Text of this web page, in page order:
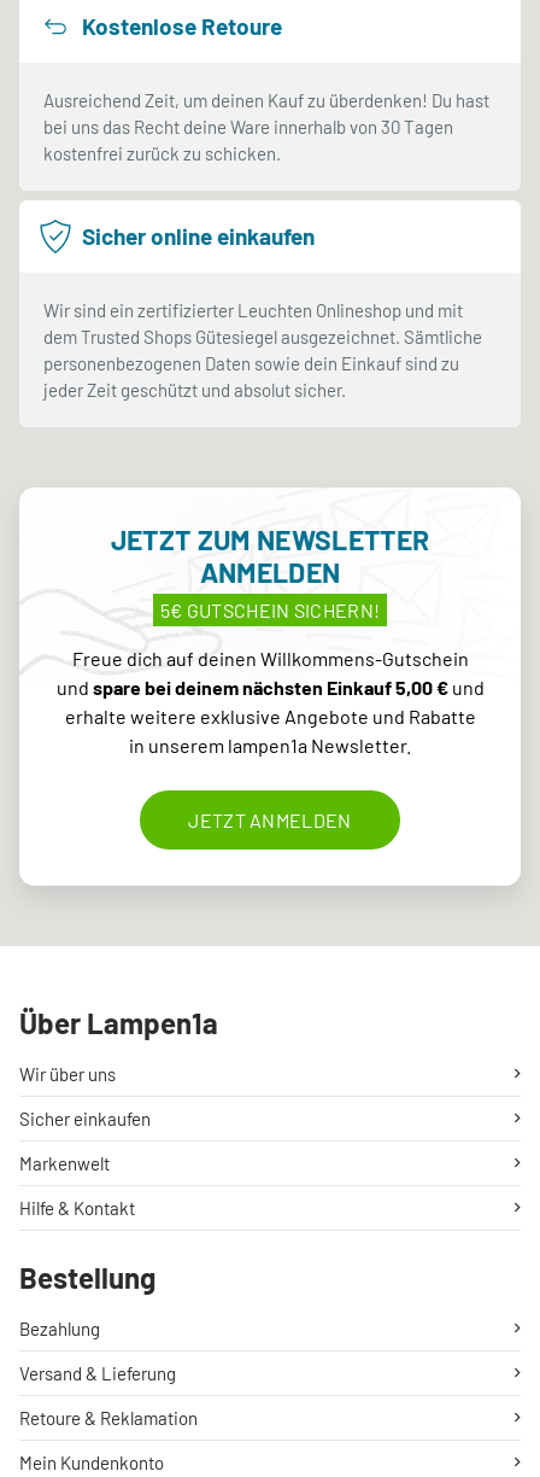
Kostenlose Retoure
Ausreichend Zeit, um deinen Kauf zu überdenken! Du hast
bei uns das Recht deine Ware innerhalb von 30 Tagen
kostenfrei zurück zu schicken.
Sicher online einkaufen
Wir sind ein zertifizierter Leuchten Onlineshop und mit
dem Trusted Shops Gütesiegel ausgezeichnet. Sämtliche
personenbezogenen Daten sowie dein Einkauf sind zu
jeder Zeit geschützt und absolut sicher.
JETZT ZUM NEWSLETTER
ANMELDEN
5€ GUTSCHEIN SICHERN!
Freue dich auf deinen Willkommens-Gutschein
und spare bei deinem nächsten Einkauf 5,00 €und
erhalte weitere exklusive Angebote und Rabatte
in unserem lampen1a Newsletter.
JETZT ANMELDEN
Über Lampen1a
Wir über uns
Sicher einkaufen
Markenwelt
Hilfe & Kontakt
Bestellung
Bezahlung
Versand & Lieferung
Retoure & Reklamation
Mein Kundenkonto